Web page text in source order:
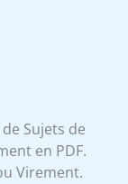
Sujets de
en PDF.
Virement.